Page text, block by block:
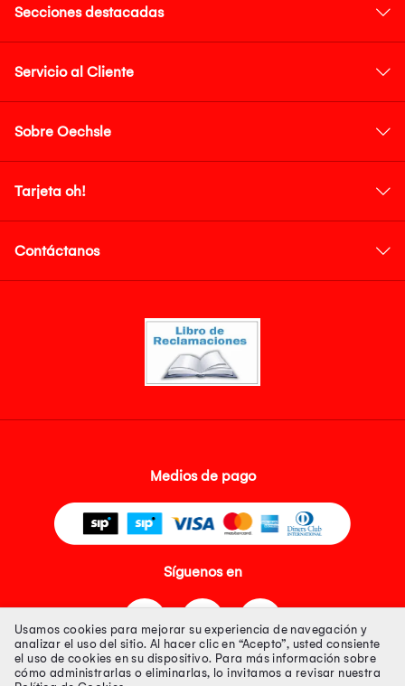
Secciones destacadas
Servicio al Cliente
Sobre Oechsle
Tarjeta oh!
Contáctanos
Medios de pago
Síguenos en
Usamos cookies para mejorar su experiencia de navegación y
analizar el uso del sitio. Al hacer clic en “Acepto”, usted consiente
el uso de cookies en su dispositivo. Para más información sobre
cómo administrarlas o eliminarlas, lo invitamos a revisar nuestra